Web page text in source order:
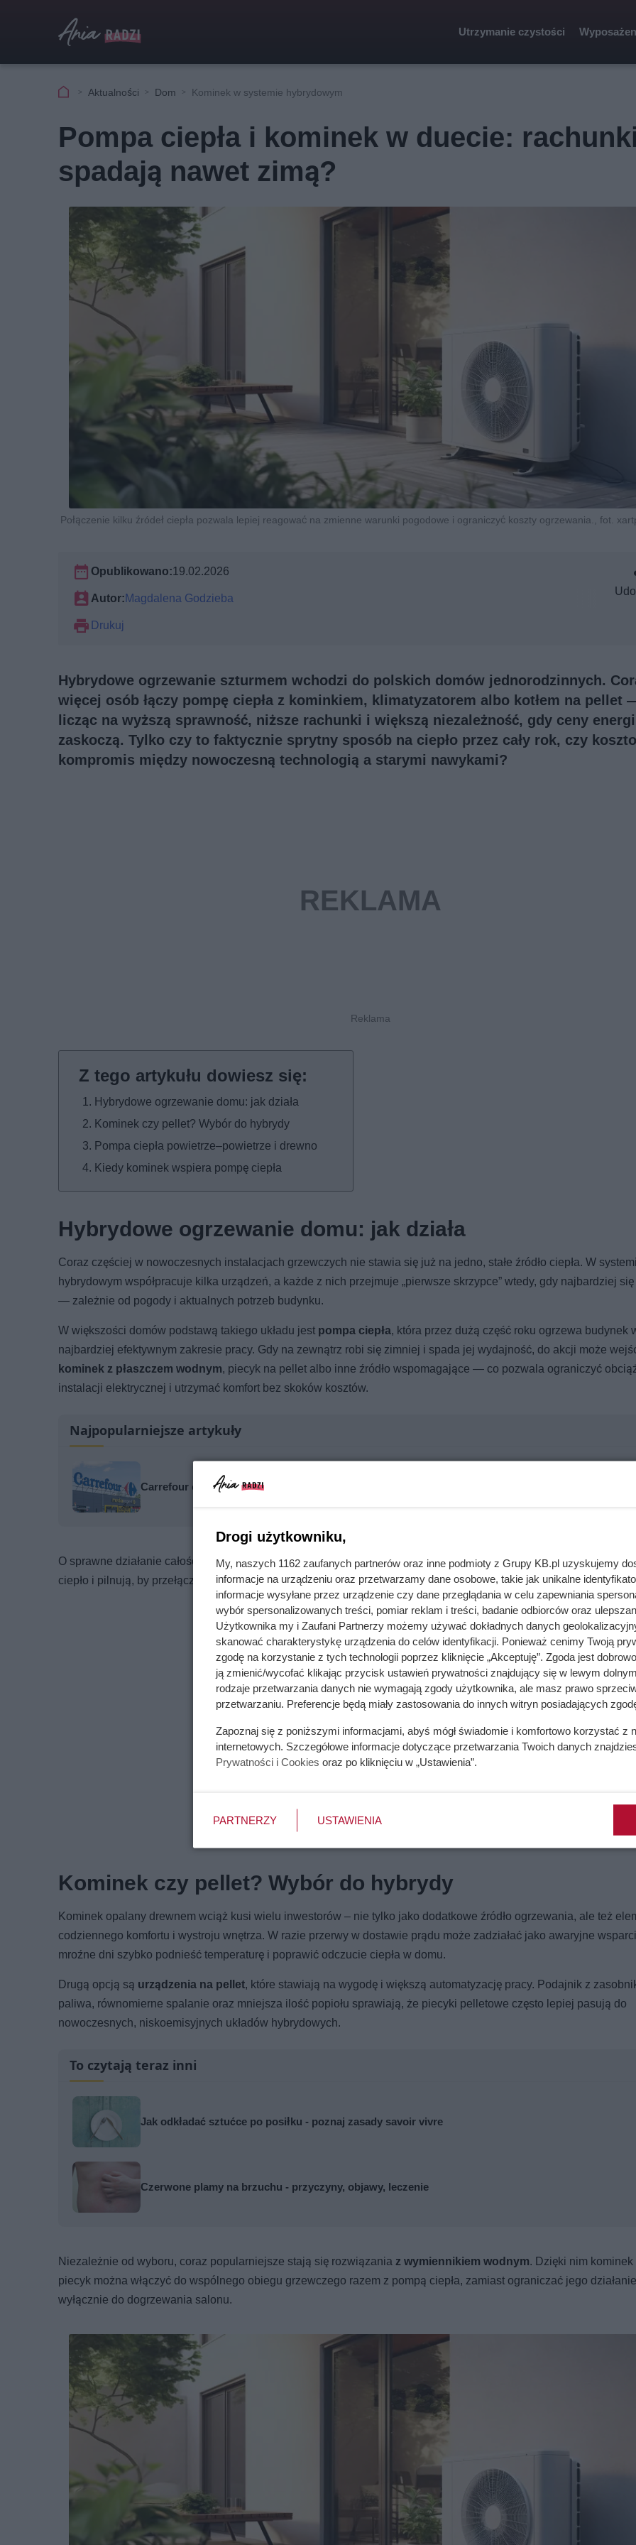
Utrzymanie czystości
Aktualności Dom Kominek w systemie hybrydowym
Pompa ciepła i kominek w duecie:
spadają nawet zimą?
Połączenie kilku źródeł ciepła pozwala lepiej reagować na zmienne warunki pogodowe i ograniczyć koszty ogrzewania., fot.
Opublikowano:19.02.2026
Autor:Magdalena Godzieba
Drukuj
Hybrydowe ogrzewanie szturmem wchodzi do polskich domów jednorodzinnych.
więcej osób łączy pompę ciepła z kominkiem, klimatyzatorem albo kotłem na pellet
licząc na wyższą sprawność, niższe rachunki i większą niezależność, gdy ceny
zaskoczą. Tylko czy to faktycznie sprytny sposób na ciepło przez cały rok, czy
kompromis między nowoczesną technologią a starymi nawykami?
Hybrydowe ogrzewanie domu: jak działa
Kominek czy pellet? Wybór do hybrydy
Pompa ciepła powietrze–powietrze i drewno
Kiedy kominek wspiera pompę ciepła
Hybrydowe ogrzewanie domu: jak działa
Coraz częściej w nowoczesnych instalacjach grzewczych nie stawia się już na jedno, stałe źródło ciepła. W
hybrydowym współpracuje kilka urządzeń, a każde z nich przejmuje „pierwsze skrzypce” wtedy, gdy najbardziej się
— zależnie od pogody i aktualnych potrzeb budynku.
W większości domów podstawą takiego układu jest pompa ciepła, która przez dużą część roku ogrzewa budynek
najbardziej efektywnym zakresie pracy. Gdy na zewnątrz robi się zimniej i spada jej wydajność, do akcji może
kominek z płaszczem wodnym, piecyk na pellet albo inne źródło wspomagające — co pozwala ograniczyć
instalacji elektrycznej i utrzymać komfort bez skoków kosztów.
Najpopularniejsze artykuły
Carrefour odpalił promocje: kawa 80% taniej i różne hity
O sprawne działanie całości dbają zbiornik buforowy oraz automatyka sterująca. To one „spinają” system,
ciepło i pilnują, by przełączanie między źródłami odbywało się płynnie, a instalacja pracowała stabilnie i
Kominek czy pellet? Wybór do hybrydy
Kominek opalany drewnem wciąż kusi wielu inwestorów – nie tylko jako dodatkowe źródło ogrzewania, ale też
codziennego komfortu i wystroju wnętrza. W razie przerwy w dostawie prądu może zadziałać jako awaryjne
mroźne dni szybko podnieść temperaturę i poprawić odczucie ciepła w domu.
Drugą opcją są urządzenia na pellet, które stawiają na wygodę i większą automatyzację pracy. Podajnik z
paliwa, równomierne spalanie oraz mniejsza ilość popiołu sprawiają, że piecyki pelletowe często lepiej pasują do
nowoczesnych, niskoemisyjnych układów hybrydowych.
To czytają teraz inni
Jak odkładać sztućce po posiłku - poznaj zasady savoir vivre
Czerwone plamy na brzuchu - przyczyny, objawy, leczenie
Niezależnie od wyboru, coraz popularniejsze stają się rozwiązania z wymiennikiem wodnym. Dzięki nim kominek
piecyk można włączyć do wspólnego obiegu grzewczego razem z pompą ciepła, zamiast ograniczać jego działanie
wyłącznie do dogrzewania salonu.
Drogi użytkowniku,
My, naszych 1162 zaufanych partnerów oraz inne podmioty z Grupy KB.pl uzyskujemy
informacje na urządzeniu oraz przetwarzamy dane osobowe, takie jak unikalne
informacje wysyłane przez urządzenie czy dane przeglądania w celu zapewniania
wybór spersonalizowanych treści, pomiar reklam i treści, badanie odbiorców oraz
Użytkownika my i Zaufani Partnerzy możemy używać dokładnych danych
skanować charakterystykę urządzenia do celów identyfikacji. Ponieważ cenimy Twoją
zgodę na korzystanie z tych technologii poprzez kliknięcie „Akceptuję”. Zgoda jest
ją zmienić/wycofać klikając przycisk ustawień prywatności znajdujący się w lewym
rodzaje przetwarzania danych nie wymagają zgody użytkownika, ale masz prawo
przetwarzaniu. Preferencje będą miały zastosowania do innych witryn posiadających
Zapoznaj się z poniższymi informacjami, abyś mógł świadomie i komfortowo korzystać z
internetowych. Szczegółowe informacje dotyczące przetwarzania Twoich danych
Prywatności i Cookies oraz po kliknięciu w „Ustawienia”.
PARTNERZY USTAWIENIA